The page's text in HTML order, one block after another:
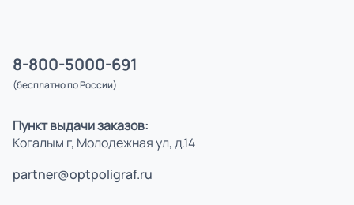
8-800-5000-691
(бесплатно по России)
Пункт выдачи заказов:
Когалым г, Молодежная ул, д.14
partner@optpoligraf.ru